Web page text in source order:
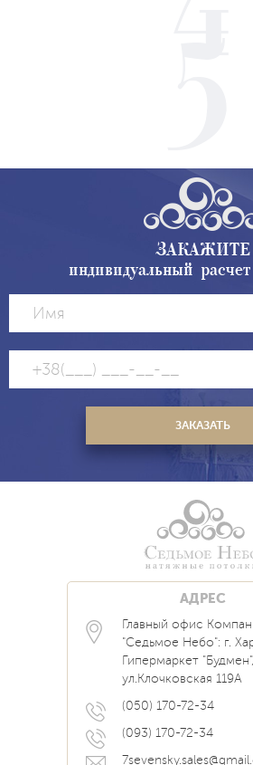
ЗАКАЖИТЕ
индивидуальный
АДРЕС
Главный офис
"Седьмое Небо": г.
Гипермаркет "Будмен",
ул.Клочковская 119А
(050) 170-72-34
(093) 170-72-34
Каталог
Услуги
Блог
Новости
Акции